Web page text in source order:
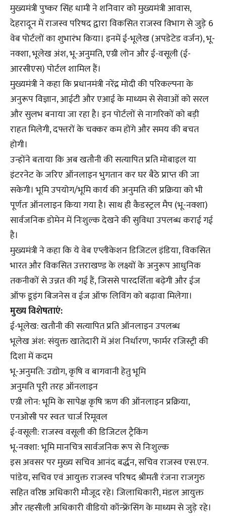
मुख्यमंत्री पुष्कर सिंह धामी ने शनिवार को मुख्यमंत्री आवास,
देहरादून में राजस्व परिषद द्वारा विकसित राजस्व विभाग से जुड़े 6
वेब पोर्टलों का शुभारंभ किया। इनमें ई-भूलेख (अपडेटेड वर्जन), भू-
नक्शा, भूलेख अंश, भू-अनुमति, एग्री लोन और ई-वसूली (ई-
आरसीएस) पोर्टल शामिल हैं।
मुख्यमंत्री ने कहा कि प्रधानमंत्री नरेंद्र मोदी की परिकल्पना के
अनुरूप विज्ञान, आईटी और एआई के माध्यम से सेवाओं को सरल
और सुलभ बनाया जा रहा है। इन पोर्टलों से नागरिकों को बड़ी
राहत मिलेगी, दफ्तरों के चक्कर कम होंगे और समय की बचत
होगी।
उन्होंने बताया कि अब खतौनी की सत्यापित प्रति मोबाइल या
इंटरनेट के जरिए ऑनलाइन भुगतान कर घर बैठे प्राप्त की जा
सकेगी। भूमि उपयोग/भूमि कार्य की अनुमति की प्रक्रिया को भी
पूर्णतः ऑनलाइन किया गया है। साथ ही कैडस्ट्रल मैप (भू-नक्शा)
सार्वजनिक डोमेन में निःशुल्क देखने की सुविधा उपलब्ध कराई गई
है।
मुख्यमंत्री ने कहा कि ये वेब एप्लीकेशन डिजिटल इंडिया, विकसित
भारत और विकसित उत्तराखण्ड के लक्ष्यों के अनुरूप आधुनिक
तकनीकों से उन्नत की गई हैं, जिससे पारदर्शिता बढ़ेगी और ईज
ऑफ डूइंग बिजनेस व ईज ऑफ लिविंग को बढ़ावा मिलेगा।
मुख्य विशेषताएं:
ई-भूलेख: खतौनी की सत्यापित प्रति ऑनलाइन उपलब्ध
भूलेख अंश: संयुक्त खातेदारी में अंश निर्धारण, फार्मर रजिस्ट्री की
दिशा में कदम
भू-अनुमति: उद्योग, कृषि व बागवानी हेतु भूमि
अनुमति पूरी तरह ऑनलाइन
एग्री लोन: भूमि के सापेक्ष कृषि ऋण की ऑनलाइन प्रक्रिया,
एनओसी पर स्वतः चार्ज रिमूवल
ई-वसूली: राजस्व वसूली की डिजिटल ट्रैकिंग
भू-नक्शा: भूमि मानचित्र सार्वजनिक रूप से निःशुल्क
इस अवसर पर मुख्य सचिव आनंद बर्द्धन, सचिव राजस्व एस.एन.
पांडेय, सचिव एवं आयुक्त राजस्व परिषद श्रीमती रंजना राजगुरु
सहित वरिष्ठ अधिकारी मौजूद रहे। जिलाधिकारी, मंडल आयुक्त
और तहसीली अधिकारी वीडियो कॉन्फ्रेंसिंग के माध्यम से जुड़े रहे।